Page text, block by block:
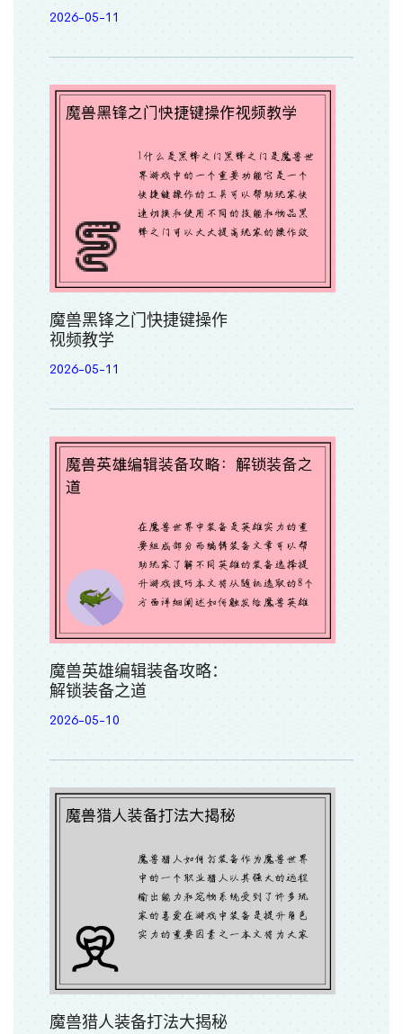
2026-05-11
魔兽黑锋之门快捷键操作
视频教学
2026-05-11
魔兽英雄编辑装备攻略：
解锁装备之道
2026-05-10
魔兽猎人装备打法大揭秘